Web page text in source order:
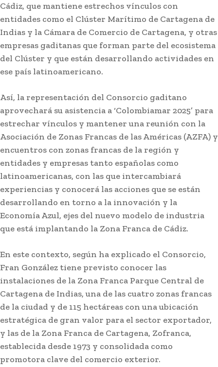
Cádiz, que mantiene estrechos vínculos con
entidades como el Clúster Marítimo de Cartagena de
Indias y la Cámara de Comercio de Cartagena, y otras
empresas gaditanas que forman parte del ecosistema
del Clúster y que están desarrollando actividades en
ese país latinoamericano.
Así, la representación del Consorcio gaditano
aprovechará su asistencia a ‘Colombiamar 2025’ para
estrechar vínculos y mantener una reunión con la
Asociación de Zonas Francas de las Américas (AZFA) y
encuentros con zonas francas de la región y
entidades y empresas tanto españolas como
latinoamericanas, con las que intercambiará
experiencias y conocerá las acciones que se están
desarrollando en torno a la innovación y la
Economía Azul, ejes del nuevo modelo de industria
que está implantando la Zona Franca de Cádiz.
En este contexto, según ha explicado el Consorcio,
Fran González tiene previsto conocer las
instalaciones de la Zona Franca Parque Central de
Cartagena de Indias, una de las cuatro zonas francas
de la ciudad y de 115 hectáreas con una ubicación
estratégica de gran valor para el sector exportador,
y las de la Zona Franca de Cartagena, Zofranca,
establecida desde 1973 y consolidada como
promotora clave del comercio exterior.